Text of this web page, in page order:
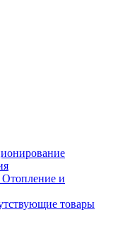
Отопление и
товары